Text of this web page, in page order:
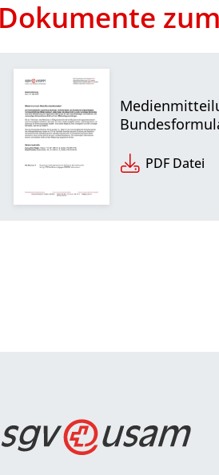
Dokumente
PDF Datei